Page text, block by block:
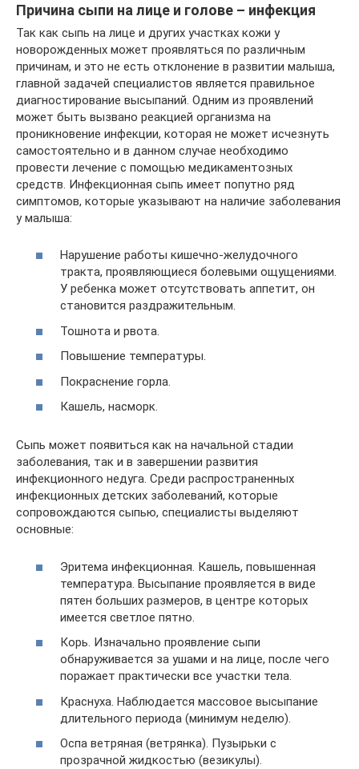
Причина сыпи на лице и голове – инфекция
Так как сыпь на лице и других участках кожи у
новорожденных может проявляться по различным
причинам, и это не есть отклонение в развитии малыша,
главной задачей специалистов является правильное
диагностирование высыпаний. Одним из проявлений
может быть вызвано реакцией организма на
проникновение инфекции, которая не может исчезнуть
самостоятельно и в данном случае необходимо
провести лечение с помощью медикаментозных
средств. Инфекционная сыпь имеет попутно ряд
симптомов, которые указывают на наличие заболевания
у малыша:
Нарушение работы кишечно-желудочного
тракта, проявляющиеся болевыми ощущениями.
У ребенка может отсутствовать аппетит, он
становится раздражительным.
Тошнота и рвота.
Повышение температуры.
Покраснение горла.
Кашель, насморк.
Сыпь может появиться как на начальной стадии
заболевания, так и в завершении развития
инфекционного недуга. Среди распространенных
инфекционных детских заболеваний, которые
сопровождаются сыпью, специалисты выделяют
основные:
Эритема инфекционная. Кашель, повышенная
температура. Высыпание проявляется в виде
пятен больших размеров, в центре которых
имеется светлое пятно.
Корь. Изначально проявление сыпи
обнаруживается за ушами и на лице, после чего
поражает практически все участки тела.
Краснуха. Наблюдается массовое высыпание
длительного периода (минимум неделю).
Оспа ветряная (ветрянка). Пузырьки с
прозрачной жидкостью (везикулы).